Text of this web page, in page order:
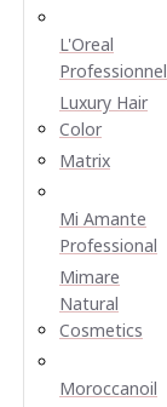
L'Oreal
Professionnel
Luxury Hair
Color
Matrix
Mi Amante
Professional
Mimare
Natural
Cosmetics
Moroccanoil